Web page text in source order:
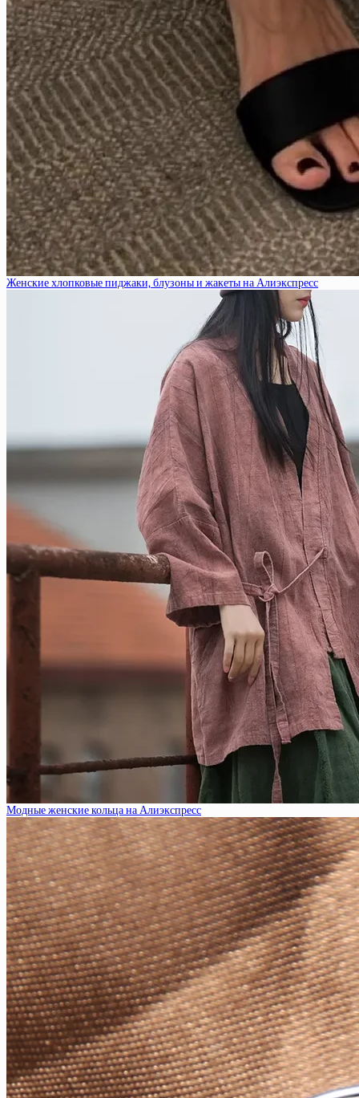
Женские хлопковые пиджаки, блузоны и жакеты на Алиэкспресс
Модные женские кольца на Алиэкспресс